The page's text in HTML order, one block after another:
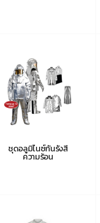
ชุดอลูมิไนซ์กันรังสี
ความร้อน